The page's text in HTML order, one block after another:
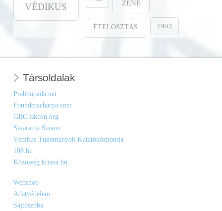
VÉDIKUS ZENE
ÉTELOSZTÁS ÖKO
Társoldalak
Prabhupada.net
Founderacharya.com
GBC.iskcon.org
Sivarama Swami
Védikus Tudományok Kutatóközpontja
108.hu
Közösség.krisna.hu
Webshop
Adatvédelem
Sajtószoba